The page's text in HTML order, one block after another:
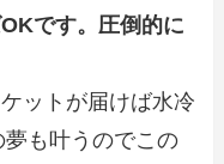
です。圧倒的に
ットが届けば水冷
も叶うのでこの